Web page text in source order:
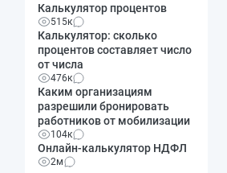
Калькулятор процентов
515к
Калькулятор: сколько
процентов составляет число
от числа
476к
Каким организациям
разрешили бронировать
работников от мобилизации
104к
Онлайн-калькулятор НДФЛ
2м